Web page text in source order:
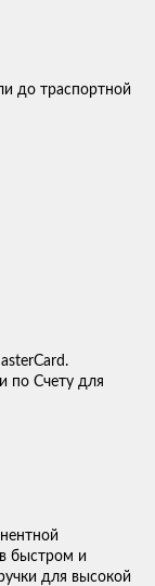
до траспортной
по Счету для
быстром и
для высокой